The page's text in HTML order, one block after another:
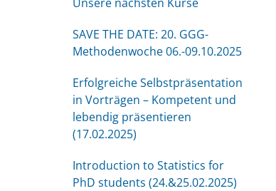
SAVE THE DATE: 20. GGG-
Methodenwoche 06.-09.10.2025
Erfolgreiche Selbstpräsentation
in Vorträgen – Kompetent und
lebendig präsentieren
(17.02.2025)
Introduction to Statistics for
PhD students (24.&25.02.2025)